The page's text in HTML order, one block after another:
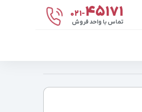
021-۴۵۱۷۱
تماس با واحد فروش